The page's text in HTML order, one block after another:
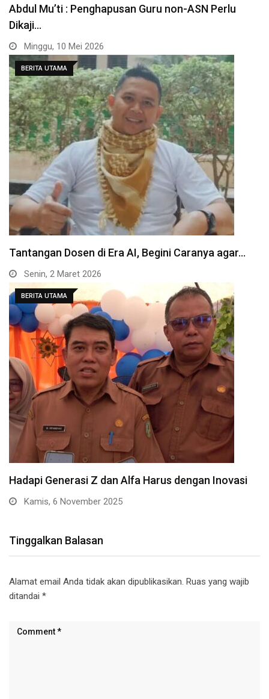
Abdul Mu’ti : Penghapusan Guru non-ASN Perlu
Dikaji…
Minggu, 10 Mei 2026
BERITA UTAMA
Tantangan Dosen di Era AI, Begini Caranya agar…
Senin, 2 Maret 2026
BERITA UTAMA
Hadapi Generasi Z dan Alfa Harus dengan Inovasi
Kamis, 6 November 2025
Tinggalkan Balasan
Alamat email Anda tidak akan dipublikasikan. Ruas yang wajib
ditandai *